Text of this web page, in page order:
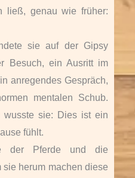
ließ, genau wie früher:
sie auf der Gipsy
Besuch, ein Ausritt im
anregendes Gespräch,
mentalen Schub.
wusste sie: Dies ist ein
fühlt.
der Pferde und die
herum machen diese